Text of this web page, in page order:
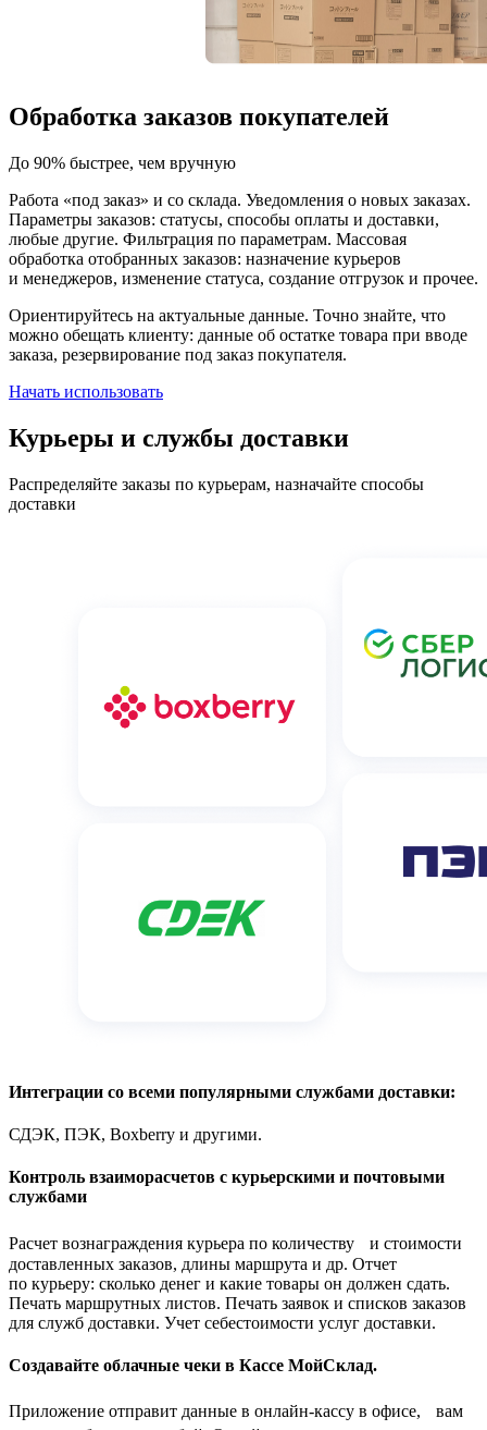
Обработка заказов покупателей
До 90% быстрее, чем вручную
Работа «под заказ» и со склада. Уведомления о новых заказах.
Параметры заказов: статусы, способы оплаты и доставки,
любые другие. Фильтрация по параметрам. Массовая
обработка отобранных заказов: назначение курьеров
и менеджеров, изменение статуса, создание отгрузок и прочее.
Ориентируйтесь на актуальные данные. Точно знайте, что
можно обещать клиенту: данные об остатке товара при вводе
заказа, резервирование под заказ покупателя.
Начать использовать
Курьеры и службы доставки
Распределяйте заказы по курьерам, назначайте способы
доставки
Интеграции со всеми популярными службами доставки:
СДЭК, ПЭК, Boxberry и другими.
Контроль взаиморасчетов с курьерскими и почтовыми
службами
Расчет вознаграждения курьера по количеству и стоимости
доставленных заказов, длины маршрута и др. Отчет
по курьеру: сколько денег и какие товары он должен сдать.
Печать маршрутных листов. Печать заявок и списков заказов
для служб доставки. Учет себестоимости услуг доставки.
Создавайте облачные чеки в Кассе МойСклад.
Приложение отправит данные в онлайн-кассу в офисе, вам